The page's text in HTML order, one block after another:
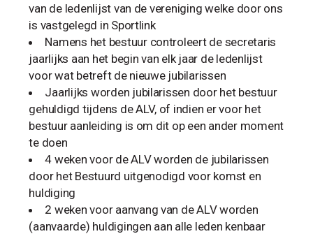
van de ledenlijst van de vereniging welke door ons
is vastgelegd in Sportlink
Namens het bestuur controleert de secretaris
jaarlijks aan het begin van elk jaar de ledenlijst
voor wat betreft de nieuwe jubilarissen
Jaarlijks worden jubilarissen door het bestuur
gehuldigd tijdens de ALV, of indien er voor het
bestuur aanleiding is om dit op een ander moment
te doen
4 weken voor de ALV worden de jubilarissen
door het Bestuurd uitgenodigd voor komst en
huldiging
2 weken voor aanvang van de ALV worden
(aanvaarde) huldigingen aan alle leden kenbaar